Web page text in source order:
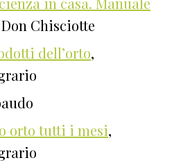
Chisciotte
dell’orto,
orto tutti i mesi,